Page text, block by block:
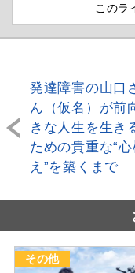
このラ
発達障害の山口
ん（仮名）が前
きな人生を生き
ための貴重な“
え”を築くまで
その他